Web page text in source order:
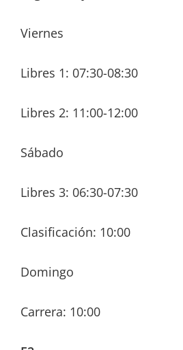
Viernes
Libres 1: 07:30-08:30
Libres 2: 11:00-12:00
Sábado
Libres 3: 06:30-07:30
Clasificación: 10:00
Domingo
Carrera: 10:00